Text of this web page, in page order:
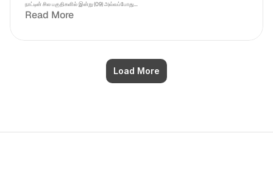
நாட்டின் சில பகுதிகளில் இன்று (09) அவ்வப்போது...
Read More
Load More